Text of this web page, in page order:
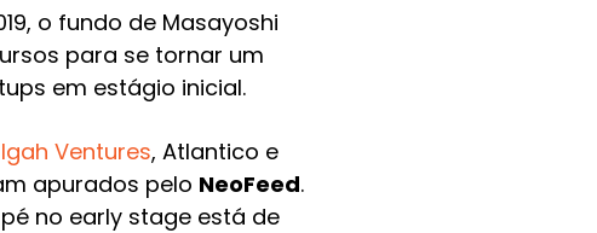
o fundo de Masayoshi
para se tornar um
em estágio inicial.
Igah Ventures, Atlantico e
apurados pelo NeoFeed.
no early stage está de